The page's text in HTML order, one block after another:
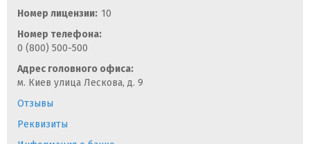
Номер лицензии: 10
Номер телефона:
0 (800) 500-500
Адрес головного офиса:
м. Киев улица Лескова, д. 9
Отзывы
Реквизиты